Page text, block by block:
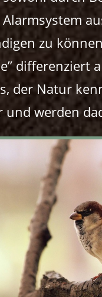
zu
differenziert
der Natur
und werden